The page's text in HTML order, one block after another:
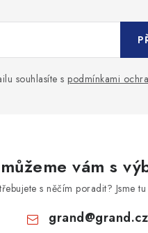
souhlasíte s podmínkami
vám s
s něčím poradit? Jsme
grand@grand.cz